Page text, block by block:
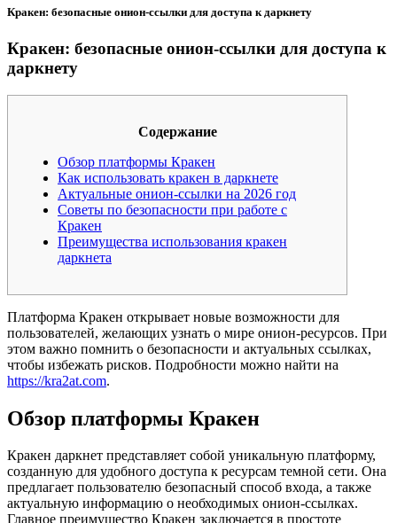
Кракен: безопасные онион-ссылки для доступа к даркнету
Кракен: безопасные онион-ссылки для доступа к
даркнету
Содержание
Обзор платформы Кракен
Как использовать кракен в даркнете
Актуальные онион-ссылки на 2026 год
Советы по безопасности при работе с
Кракен
Преимущества использования кракен
даркнета
Платформа Кракен открывает новые возможности для
пользователей, желающих узнать о мире онион-ресурсов. При
этом важно помнить о безопасности и актуальных ссылках,
чтобы избежать рисков. Подробности можно найти на
https://kra2at.com.
Обзор платформы Кракен
Кракен даркнет представляет собой уникальную платформу,
созданную для удобного доступа к ресурсам темной сети. Она
предлагает пользователю безопасный способ входа, а также
актуальную информацию о необходимых онион-ссылках.
Главное преимущество Кракен заключается в простоте